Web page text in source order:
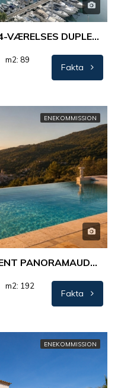
CÔTE D’AZUR : EKSKLUSIV 4-VÆRELSES DUPLEXLEJLIGHED MED PANORAMAUDSIGT
m2: 89
Fakta
ENEKOMMISSION
SEILLANS: VILLA MED EMINENT PANORAMAUDSIGT OG ENESTÅENDE POOLOMRÅDE
m2: 192
Fakta
ENEKOMMISSION